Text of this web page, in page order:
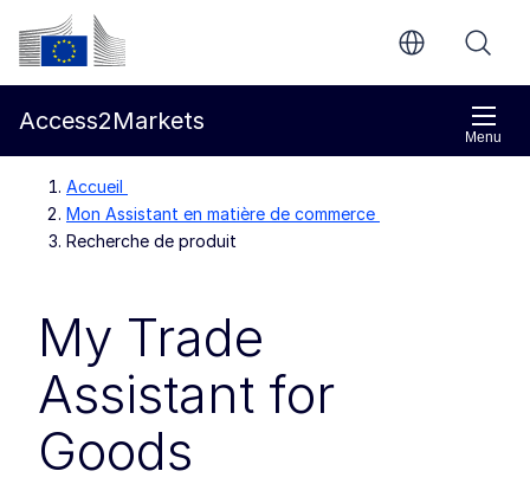
Aller directement au contenu principal
Commission européenne
Menu
Access2Markets
Accueil
Mon Assistant en matière de commerce
Recherche de produit
My Trade
Assistant for
Goods